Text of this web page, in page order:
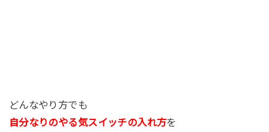
どんなやり方でも
自分なりのやる気スイッチの入れ方を